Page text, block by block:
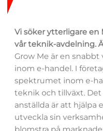
Vi söker ytterligare
vår teknik-avdelning.
Grow Me är en
inom e-handel. I
spektrumet inom e-
teknik och tillväxt. Det
anställda är att hjälpa
utveckla sin